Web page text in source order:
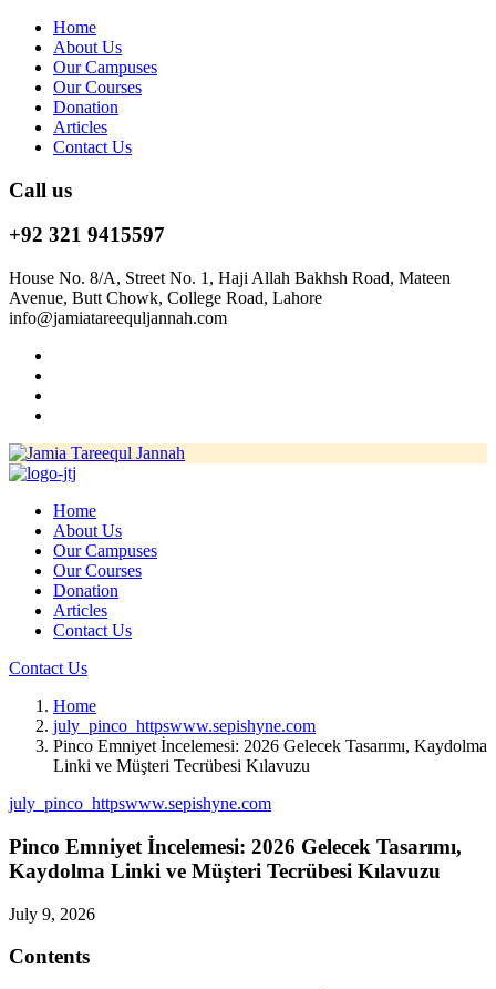
Home
About Us
Our Campuses
Our Courses
Donation
Articles
Contact Us
Call us
+92 321 9415597
House No. 8/A, Street No. 1, Haji Allah Bakhsh Road, Mateen
Avenue, Butt Chowk, College Road, Lahore
info@jamiatareequljannah.com
Home
About Us
Our Campuses
Our Courses
Donation
Articles
Contact Us
Contact Us
Home
july_pinco_httpswww.sepishyne.com
Pinco Emniyet İncelemesi: 2026 Gelecek Tasarımı, Kaydolma
Linki ve Müşteri Tecrübesi Kılavuzu
july_pinco_httpswww.sepishyne.com
Pinco Emniyet İncelemesi: 2026 Gelecek Tasarımı,
Kaydolma Linki ve Müşteri Tecrübesi Kılavuzu
July 9, 2026
Contents